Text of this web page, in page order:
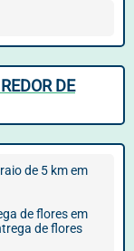
DE
de 5 km em
de flores em
de flores